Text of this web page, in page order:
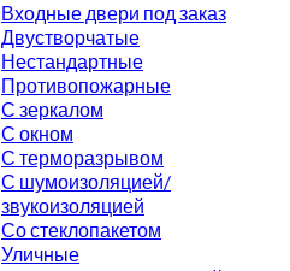
Входные двери под заказ
Двустворчатые
Нестандартные
Противопожарные
С зеркалом
С окном
С терморазрывом
С шумоизоляцией/
звукоизоляцией
Со стеклопакетом
Уличные